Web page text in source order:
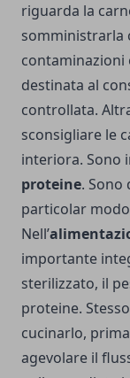
riguarda la
somministrarla
contaminazioni
destinata al
controllata.
sconsigliare le
interiora. Sono
proteine. Sono
particolar
Nell’
importante
sterilizzato, il
proteine.
cucinarlo,
agevolare il